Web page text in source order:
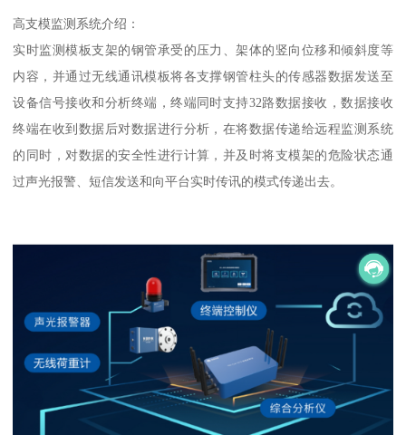
高支模监测系统介绍：
实时监测模板支架的钢管承受的压力、架体的竖向位移和倾斜度等
内容，并通过无线通讯模板将各支撑钢管柱头的传感器数据发送至
设备信号接收和分析终端，终端同时支持32路数据接收，数据接收
终端在收到数据后对数据进行分析，在将数据传递给远程监测系统
的同时，对数据的安全性进行计算，并及时将支模架的危险状态通
过声光报警、短信发送和向平台实时传讯的模式传递出去。